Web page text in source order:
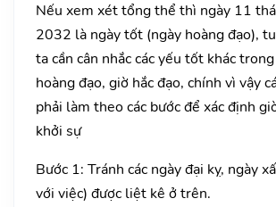
Nếu xem xét tổng thể thì ngày 11
2032 là ngày tốt (ngày hoàng đạo),
ta cần cân nhắc các yếu tốt khác
hoàng đạo, giờ hắc đạo, chính vì vậy
phải làm theo các bước để xác định
khởi sự
Bước 1: Tránh các ngày đại kỵ, ngày
với việc) được liệt kê ở trên.